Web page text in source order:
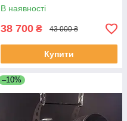
В наявності
38 700 ₴ 43 000 ₴
Купити
–10%